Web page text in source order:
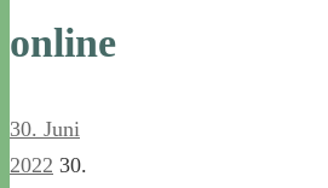
online
30. Juni
2022 30.